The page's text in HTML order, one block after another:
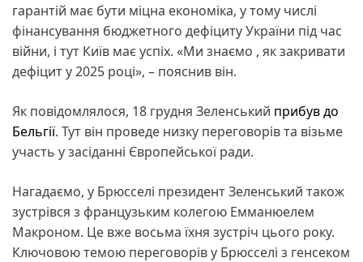
гарантій має бути міцна економіка, у тому числі
фінансування бюджетного дефіциту України під час
війни, і тут Київ має успіх. «Ми знаємо , як закривати
дефіцит у 2025 році», – пояснив він.
Як повідомлялося, 18 грудня Зеленський прибув до
Бельгії. Тут він проведе низку переговорів та візьме
участь у засіданні Європейської ради.
Нагадаємо, у Брюсселі президент Зеленський також
зустрівся з французьким колегою Емманюелем
Макроном. Це вже восьма їхня зустріч цього року.
Ключовою темою переговорів у Брюсселі з генсеком